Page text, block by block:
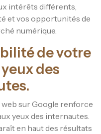
intérêts différents,
et vos opportunités de
numérique.
de votre
des
sur Google renforce
yeux des internautes.
en haut des résultats